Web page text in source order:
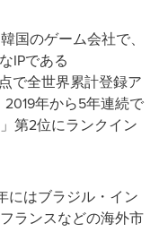
国のゲーム会社で、
IPである
で全世界累計登録ア
年から5年連続で
第2位にランクイン
にはブラジル・イン
ランスなどの海外市